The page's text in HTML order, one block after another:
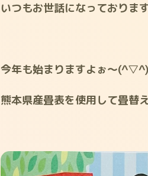
いつもお世話になっておりま
今年も始まりますよぉ～
熊本県産畳表を使用して畳替